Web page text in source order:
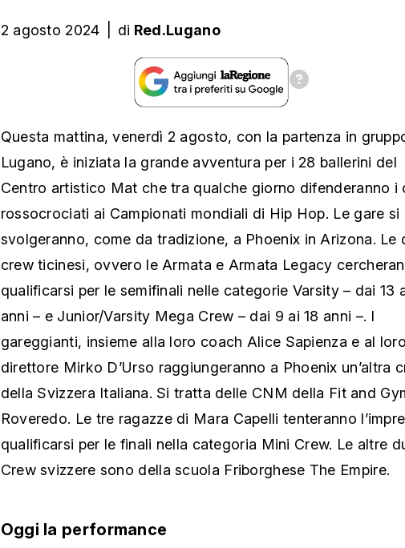
2 agosto 2024 di Red.Lugano
Questa mattina, venerdì 2 agosto, con la partenza in
Lugano, è iniziata la grande avventura per i 28 ballerini del
Centro artistico Mat che tra qualche giorno difenderanno i
rossocrociati ai Campionati mondiali di Hip Hop. Le gare si
svolgeranno, come da tradizione, a Phoenix in Arizona. Le
crew ticinesi, ovvero le Armata e Armata Legacy
qualificarsi per le semifinali nelle categorie Varsity – dai 13
anni – e Junior/Varsity Mega Crew – dai 9 ai 18 anni –. I
gareggianti, insieme alla loro coach Alice Sapienza e al loro
direttore Mirko D’Urso raggiungeranno a Phoenix un’altra
della Svizzera Italiana. Si tratta delle CNM della Fit and
Roveredo. Le tre ragazze di Mara Capelli tenteranno
qualificarsi per le finali nella categoria Mini Crew. Le altre
Crew svizzere sono della scuola Friborghese The Empire.
Oggi la performance